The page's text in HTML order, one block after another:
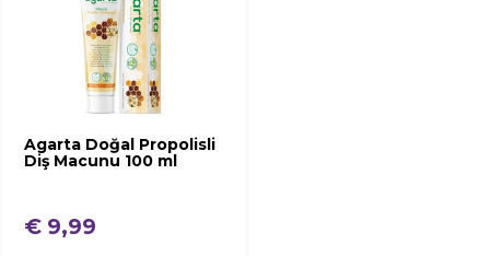
Agarta Doğal Propolisli
Diş Macunu 100 ml
€ 9,99